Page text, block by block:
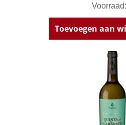
Toevoegen aan